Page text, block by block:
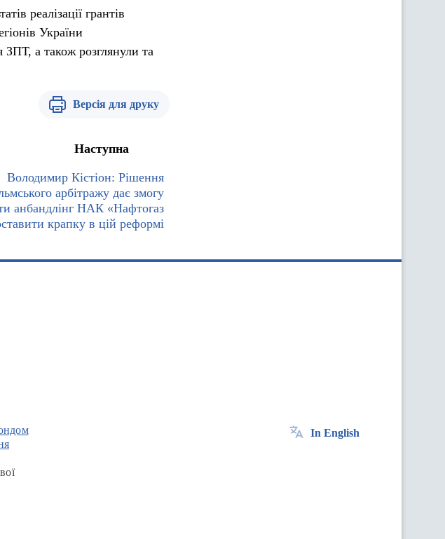
реалізації грантів
України
а також розглянули та
Версія для друку
Наступна
Володимир Кістіон: Рішення
арбітражу дає змогу
анбандлінг НАК «Нафтогаз
крапку в цій реформі
In English